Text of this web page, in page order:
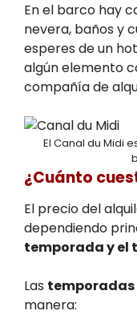
En el barco hay
nevera, baños y
esperes de un
algún elemento
compañía de
El Canal du Midi
¿Cuánto
El precio del
dependiendo
temporada y el
Las temporadas
manera: